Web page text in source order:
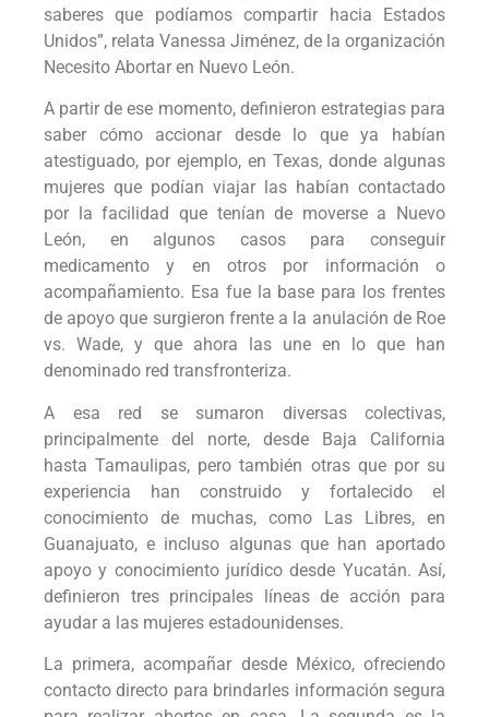
saberes que podíamos compartir hacia Estados
Unidos”, relata Vanessa Jiménez, de la organización
Necesito Abortar en Nuevo León.
A partir de ese momento, definieron estrategias para
saber cómo accionar desde lo que ya habían
atestiguado, por ejemplo, en Texas, donde algunas
mujeres que podían viajar las habían contactado
por la facilidad que tenían de moverse a Nuevo
León, en algunos casos para conseguir
medicamento y en otros por información o
acompañamiento. Esa fue la base para los frentes
de apoyo que surgieron frente a la anulación de Roe
vs. Wade, y que ahora las une en lo que han
denominado red transfronteriza.
A esa red se sumaron diversas colectivas,
principalmente del norte, desde Baja California
hasta Tamaulipas, pero también otras que por su
experiencia han construido y fortalecido el
conocimiento de muchas, como Las Libres, en
Guanajuato, e incluso algunas que han aportado
apoyo y conocimiento jurídico desde Yucatán. Así,
definieron tres principales líneas de acción para
ayudar a las mujeres estadounidenses.
La primera, acompañar desde México, ofreciendo
contacto directo para brindarles información segura